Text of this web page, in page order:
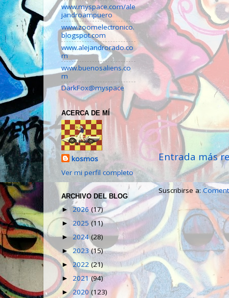
Entrada más
Suscribirse a:
www.myspace.com/ale
jandroampuero
www.zoomelectronico.
blogspot.com
www.alejandrorado.co
m
www.buenosaliens.co
m
DarkFox@myspace
ACERCA DE MÍ
kosmos
Ver mi perfil completo
ARCHIVO DEL BLOG
► 2026(17)
► 2025(11)
► 2024(28)
► 2023(15)
►2022(21)
► 2021(94)
►2020(123)